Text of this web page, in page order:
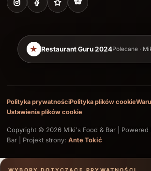
★ Restaurant Guru 2024Polecane ·
Polityka prywatnościPolityka plików cookie
Ustawienia plików cookie
Copyright © 2026 Miki's Food & Bar | Powered
Bar | Projekt strony: Ante Tokić